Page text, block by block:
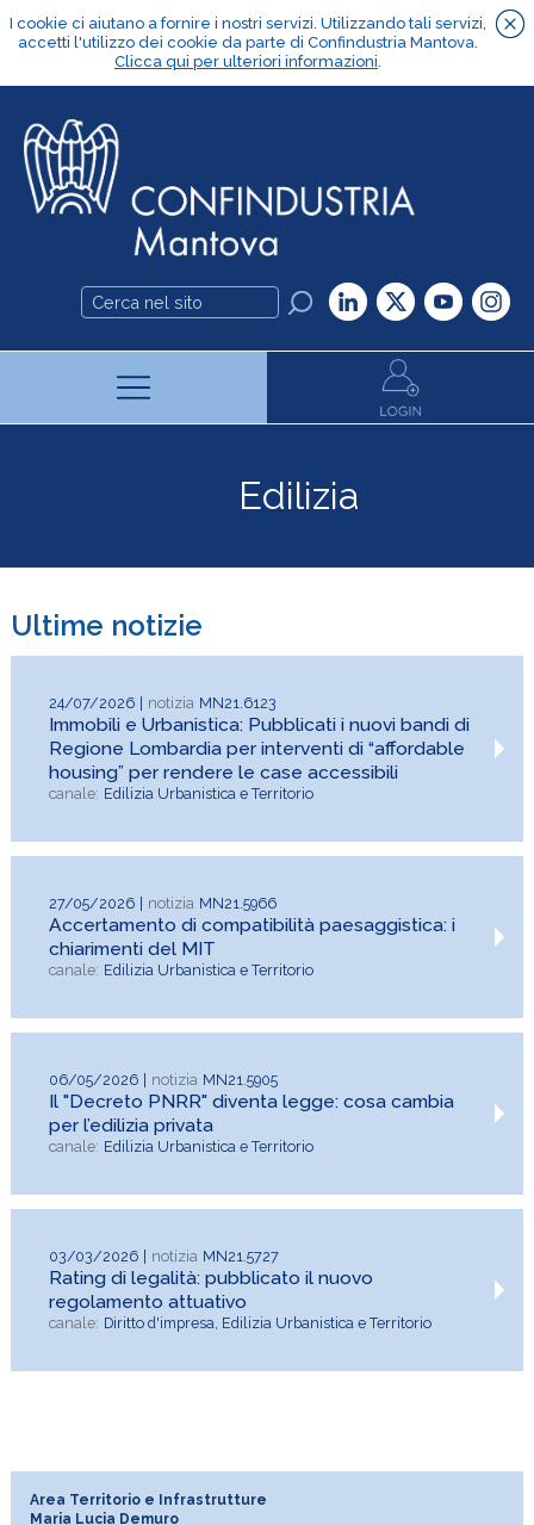
Edilizia
Territorio
Ultime notizie
24/07/2026 MN21.6123
Immobili e Urbanistica: Pubblicati i nuovi bandi di
Regione Lombardia per interventi di “affordable
housing” per rendere le case accessibili
Edilizia Urbanistica e Territorio
27/05/2026 MN21.5966
Accertamento di compatibilità paesaggistica: i
chiarimenti del MIT
Edilizia Urbanistica e Territorio
06/05/2026 MN21.5905
Il "Decreto PNRR" diventa legge: cosa cambia
per l’edilizia privata
Edilizia Urbanistica e Territorio
03/03/2026 MN21.5727
Rating di legalità: pubblicato il nuovo
regolamento attuativo
Diritto d'impresa, Edilizia Urbanistica e Territorio
Area Territorio e Infrastrutture
Maria Lucia Demuro